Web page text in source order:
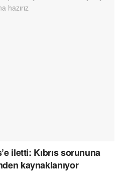
iletti: Kıbrıs sorununa
kaynaklanıyor